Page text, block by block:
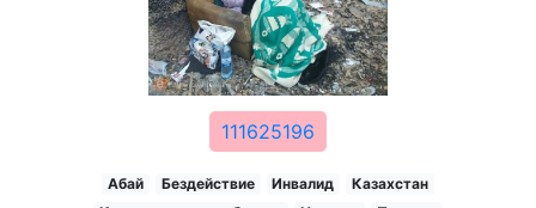
111625196
Абай Бездействие Инвалид
Казахстан